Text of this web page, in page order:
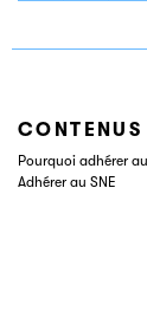
CONTENUS
Pourquoi adhérer
Adhérer au SNE